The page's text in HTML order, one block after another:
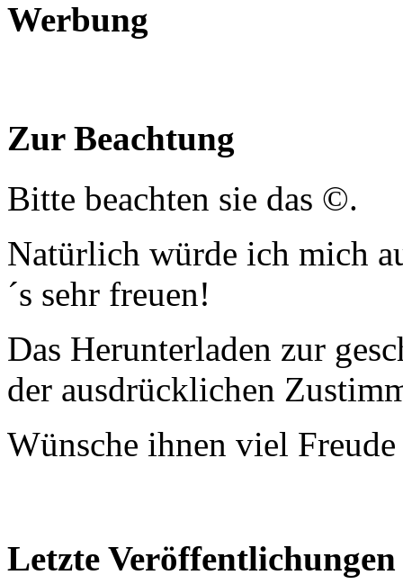
Werbung
Zur Beachtung
Bitte beachten sie das ©.
Natürlich würde ich mich
´s sehr freuen!
Das Herunterladen zur
der ausdrücklichen
Wünsche ihnen viel
Letzte Veröffentlichungen